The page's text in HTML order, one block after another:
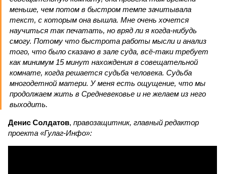
меньше, чем потом в быстром темпе зачитывала
текст, с которым она вышла. Мне очень хочется
научиться так печатать, но вряд ли я когда-нибудь
смогу. Потому что быстрота работы мысли и анализ
того, что было сказано в зале суда, всё-таки требует
как минимум 15 минут нахождения в совещательной
комнате, когда решается судьба человека. Судьба
многодетной матери. У меня есть ощущение, что мы
продолжаем жить в Средневековье и не желаем из него
выходить.
Денис Солдатов, правозащитник, главный редактор
проекта «Гулаг-Инфо»: